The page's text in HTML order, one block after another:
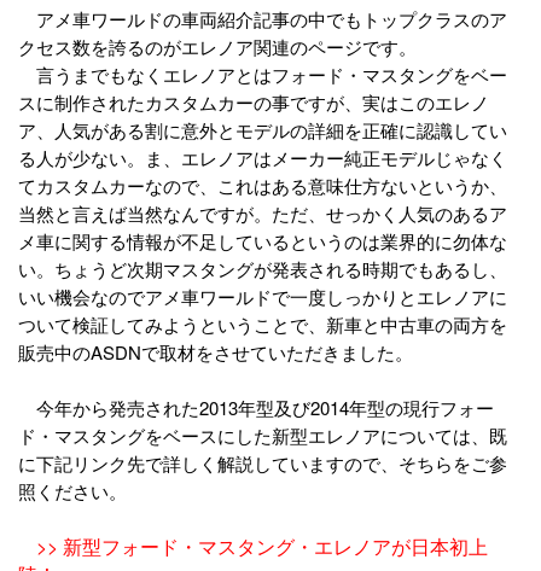
アメ車ワールドの車両紹介記事の中でもトップクラスのア
クセス数を誇るのがエレノア関連のページです。
言うまでもなくエレノアとはフォード・マスタングをベー
スに制作されたカスタムカーの事ですが、実はこのエレノ
ア、人気がある割に意外とモデルの詳細を正確に認識してい
る人が少ない。ま、エレノアはメーカー純正モデルじゃなく
てカスタムカーなので、これはある意味仕方ないというか、
当然と言えば当然なんですが。ただ、せっかく人気のあるア
メ車に関する情報が不足しているというのは業界的に勿体な
い。ちょうど次期マスタングが発表される時期でもあるし、
いい機会なのでアメ車ワールドで一度しっかりとエレノアに
ついて検証してみようということで、新車と中古車の両方を
販売中のASDNで取材をさせていただきました。
今年から発売された2013年型及び2014年型の現行フォー
ド・マスタングをベースにした新型エレノアについては、既
に下記リンク先で詳しく解説していますので、そちらをご参
照ください。
>> 新型フォード・マスタング・エレノアが日本初上